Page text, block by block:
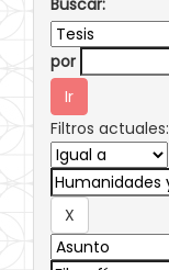
Buscar:
por
Filtros actuales: